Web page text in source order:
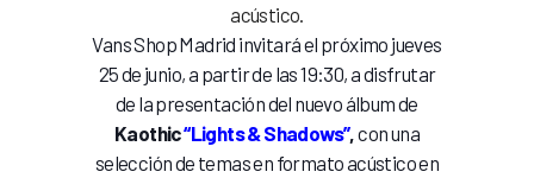
acústico.
Vans Shop Madrid invitará el próximo jueves
25 de junio, a partir de las 19:30, a disfrutar
de la presentación del nuevo álbum de
Kaothic“Lights & Shadows”, con una
selección de temas en formato acústico en